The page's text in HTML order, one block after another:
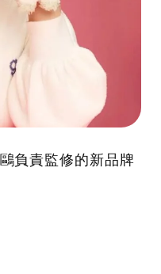
負責監修的新品牌